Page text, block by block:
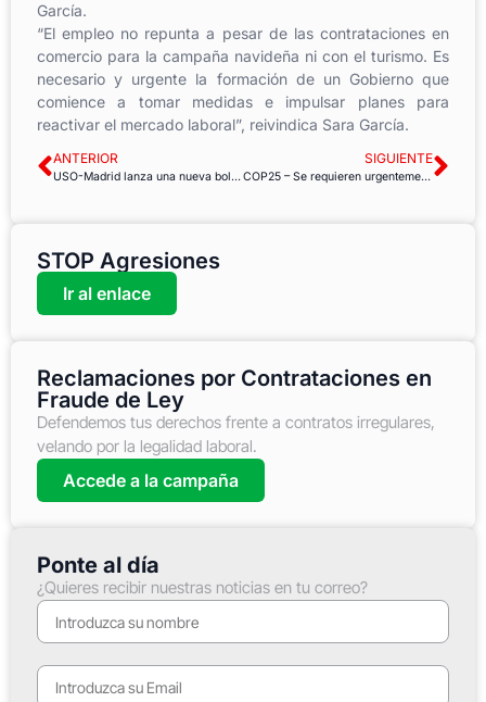
García.
“El empleo no repunta a pesar de las contrataciones en
comercio para la campaña navideña ni con el turismo. Es
necesario y urgente la formación de un Gobierno que
comience a tomar medidas e impulsar planes para
reactivar el mercado laboral”, reivindica Sara García.
ANTERIOR
USO-Madrid lanza una nueva bolsa de empleo online
SIGUIENTE
COP25 – Se requieren urgentemente planes de ambición climática y transición justa para hacer frente a la crisis del clima
STOP Agresiones
Ir al enlace
Reclamaciones por Contrataciones en
Fraude de Ley
Defendemos tus derechos frente a contratos irregulares,
velando por la legalidad laboral.
Accede a la campaña
Ponte al día
¿Quieres recibir nuestras noticias en tu correo?